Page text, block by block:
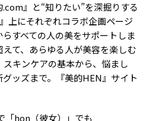
』と“知りたい”を深掘りする
上にそれぞれコラボ企画ページ
すべての人の美をサポートしま
て、あらゆる人が美容を楽しむ
キンケアの基本から、悩まし
ッズまで。『美的HEN』サイト
「hon（彼女）」でも